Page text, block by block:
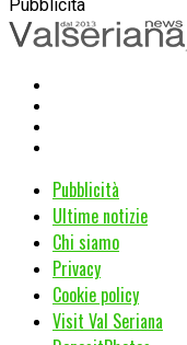
Pubblicità
Pubblicità
Ultime notizie
Chi siamo
Privacy
Cookie policy
Visit Val Seriana